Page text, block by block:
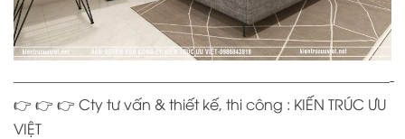
——————————————————————————-
👉 👉 👉 Cty tư vấn & thiết kế, thi công : KIẾN TRÚC ƯU
VIỆT